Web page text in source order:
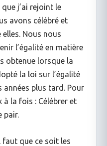
j’ai rejoint le
avons célébré et
elles. Nous nous
l’égalité en matière
obtenue lorsque la
la loi sur l’égalité
années plus tard. Pour
à la fois : Célébrer et
pair.
faut que ce soit les